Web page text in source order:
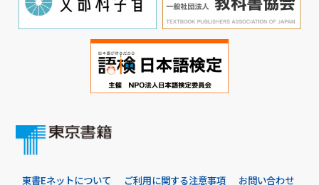
東書Eネットについて ご利用に関する注意事項 お問い合わせ